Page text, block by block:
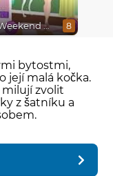
Barbie Weekend Outfit 8
bytostmi,
její malá kočka.
milují zvolit
z šatníku a